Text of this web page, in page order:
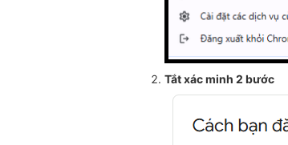
Tắt xác minh 2 bước